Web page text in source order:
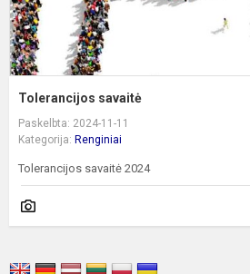
Tolerancijos savaitė
Paskelbta: 2024-11-11
Kategorija: Renginiai
Tolerancijos savaitė 2024